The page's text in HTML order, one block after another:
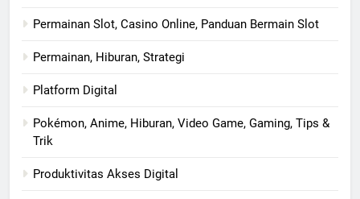
Permainan Slot, Casino Online, Panduan Bermain Slot
Permainan, Hiburan, Strategi
Platform Digital
Pokémon, Anime, Hiburan, Video Game, Gaming, Tips &
Trik
Produktivitas Akses Digital